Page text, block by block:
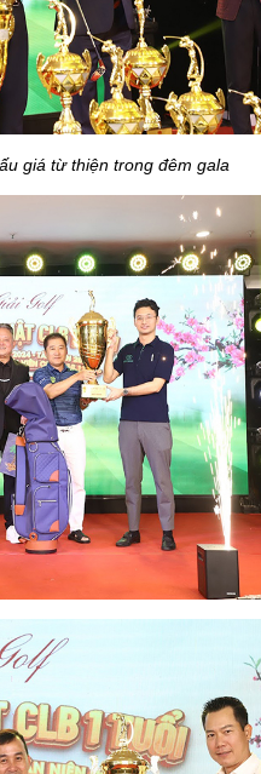
giá từ thiện trong đêm gala